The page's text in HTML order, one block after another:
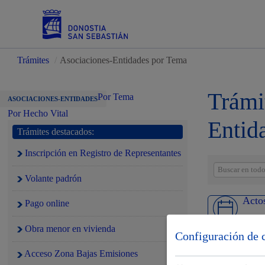
Trámites Asociaciones-Entidades por Tema
ASOCIACIONES-ENTIDADESPor Tema
Por Hecho Vital
Trámites destacados:
Inscripción en Registro de Representantes
Volante padrón
Pago online
Obra menor en vivienda
Acceso Zona Bajas Emisiones
Configuración de